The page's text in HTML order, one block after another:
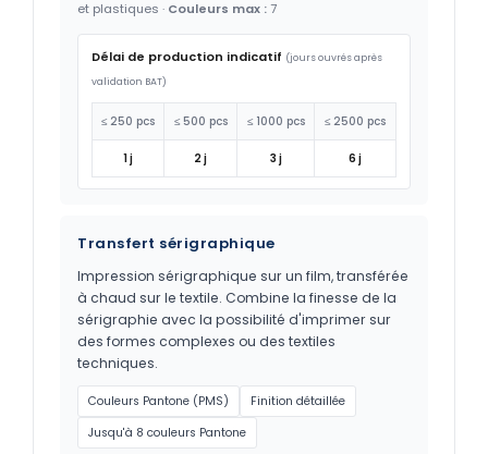
et plastiques · Couleurs max :7
Délai de production indicatif (jours ouvrés après
validation BAT)
≤ 250 pcs ≤ 500 pcs ≤ 1000 pcs ≤ 2500 pcs
1 j 2 j 3 j 6 j
Transfert sérigraphique
Impression sérigraphique sur un film, transférée
à chaud sur le textile. Combine la finesse de la
sérigraphie avec la possibilité d'imprimer sur
des formes complexes ou des textiles
techniques.
Couleurs Pantone (PMS)
Finition détaillée
Jusqu'à 8 couleurs Pantone